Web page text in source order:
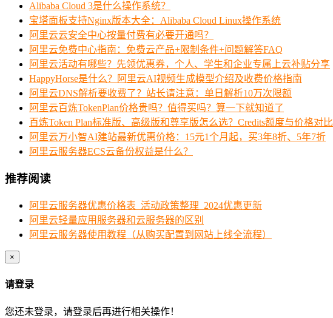
Alibaba Cloud 3是什么操作系统？
宝塔面板支持Nginx版本大全：Alibaba Cloud Linux操作系统
阿里云云安全中心按量付费有必要开通吗？
阿里云免费中心指南：免费云产品+限制条件+问题解答FAQ
阿里云活动有哪些？先领优惠券，个人、学生和企业专属上云补贴分享
HappyHorse是什么？阿里云AI视频生成模型介绍及收费价格指南
阿里云DNS解析要收费了？站长请注意：单日解析10万次限额
阿里云百炼TokenPlan价格贵吗？值得买吗？算一下就知道了
百炼Token Plan标准版、高级版和尊享版怎么选？Credits额度与价格对比
阿里云万小智AI建站最新优惠价格：15元1个月起，买3年8折、5年7折
阿里云服务器ECS云备份权益是什么？
推荐阅读
阿里云服务器优惠价格表_活动政策整理_2024优惠更新
阿里云轻量应用服务器和云服务器的区别
阿里云服务器使用教程（从购买配置到网站上线全流程）
×
请登录
您还未登录，请登录后再进行相关操作！